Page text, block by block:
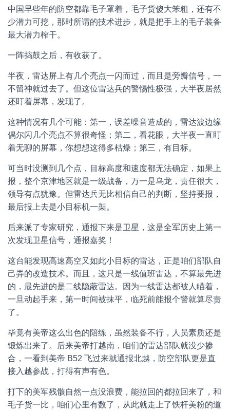
中国早些年的防空都靠毛子罩着，毛子货傻大笨粗，还有不
少潜力可挖，那时所谓的技术进步，就是把手上的毛子装备
最大潜力榨干。
一阵捣鼓之后，有收获了。
半夜，雷达屏上有几个亮点一闪而过，而且是旁瓣信号，一
不留神就过去了。但这位雷达兵的警惕性极强，大半夜居然
还盯着屏幕，发现了。
这种情况有几个可能：第一，误差噪音造成的，雷达波边缘
偶尔闪几个亮点不算很奇怪；第二，看花眼，大半夜一直盯
着无聊的屏幕，你想想这得多枯燥；第三，有目标。
可当时没测到几个点，目标高度和速度都无法确定，如果上
报，整个京津地区就是一级战备，万一是乌龙，责任很大，
领导有点犹豫。但雷达兵无比相信自己的判断，坚持要报，
最后报上去是小目标机一架。
后来派了专家研究，通报下来是卫星，这是全军历史上第一
次发现卫星信号，通报嘉奖！
这台能发现高速高空又如此小目标的雷达，正是咱们部队自
己弄的改造技术。而且，这只是一线值班雷达，不算最先进
的，最先进的是二线隐蔽雷达。因为一线雷达都被人瞄着，
一旦动起手来，第一时间被抹平，临死前能报个警就算尽责
了。
毕竟有美帝这么出色的陪练，虽然装备不行，人员素质还是
锻炼出来了。后来美帝打越南，咱们的雷达部队就没少掺
合，一看到美帝 B52 飞过来就通报北越，防空部队更是直
接入越参战，打得有声有色。
打下的美军残骸自然一点没浪费，能拉回的都拉回来了，和
毛子货一比，咱们心里有数了，从此就走上了铁杆美粉的道